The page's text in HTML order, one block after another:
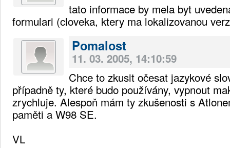
tato informace by mela byt
formulari (cloveka, ktery ma lokalizovanou
Pomalost
11. 03. 2005, 14:10:59
Chce to zkusit očesat jazykové
případně ty, které budo používány, vypnout
zrychluje. Alespoň mám ty zkušenosti s
paměti a W98 SE.
VL